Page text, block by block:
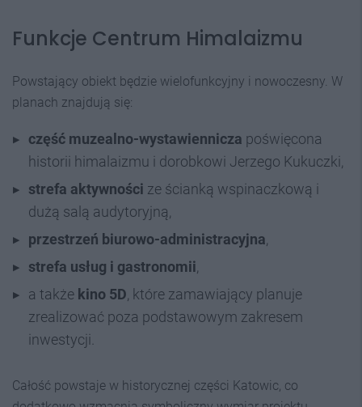
Funkcje Centrum Himalaizmu
Powstający obiekt będzie wielofunkcyjny i nowoczesny. W
planach znajdują się:
część muzealno-wystawiennicza poświęcona
historii himalaizmu i dorobkowi Jerzego Kukuczki,
strefa aktywności ze ścianką wspinaczkową i
dużą salą audytoryjną,
przestrzeń biurowo-administracyjna
strefa usług i gastronomii
a także kino 5D , które zamawiający planuje
zrealizować poza podstawowym zakresem
inwestycji.
Całość powstaje w historycznej części Katowic, co